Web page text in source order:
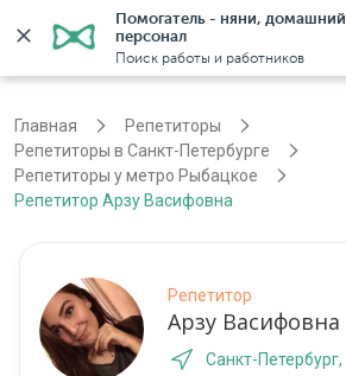
Помогатель - няни, домашний
персонал
Поиск работы и работников
Санкт-Петербург
Главная
Репетиторы
Репетиторы в Санкт-Петербурге
Репетиторы у метро Рыбацкое
Репетитор Арзу Васифовна
Репетитор
Арзу Васифовна
Санкт-